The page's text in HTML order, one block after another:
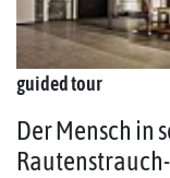
guided tour
Der Mensch in